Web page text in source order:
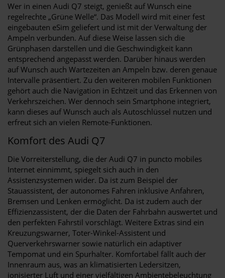
Wer in einen Audi Q7 steigt, genießt auf Wunsch eine
regelrechte „Grüne Welle“. Das Modell wird mit einer fest
eingebauten eSim geliefert und ist mit der Verwaltung der
Ampeln verbunden. Auf diese Weise lassen sich die
Grünphasen darstellen und die Geschwindigkeit kann
entsprechend angepasst werden. Darüber hinaus werden
auf Wunsch auch Wartezeiten an Ampeln bzw. deren genaue
Intervalle präsentiert. Zu den weiteren mobilen Funktionen
gehört auch die Navigation in Echtzeit und das Erkennen von
Verkehrszeichen. Wer dennoch sein Smartphone integriert,
kann dieses auf Wunsch auch als Autoschlüssel nutzen und
erfreut sich an vielen Remote-Funktionen.
Komfort des Audi Q7
Die Vorreiterstellung, die der Audi Q7 in puncto mobiles
Internet einnimmt, spiegelt sich auch in den
Assistenzsystemen wider. Da ist zum Beispiel der
Stauassistent, der autonomes Fahren inklusive Anfahren,
Bremsen und Lenken ermöglicht. Da ist zudem auch der
Effizienzassistent, der die Daten der Fahrbahn auswertet und
den perfekten Fahrstil vorschlägt. Weitere Extras sind ein
Kreuzungswarner, Toter-Winkel-Assistent und
Querverkehrswarner sowie natürlich ein adaptiver
Tempomat und ein Spurhalter. Komfortabel fällt auch der
Innenraum aus, was an klimatisierten Ledersitzen,
ionisierter Luft und einer vielfältigen Ambientebeleuchtung